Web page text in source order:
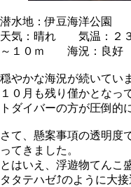
潜水地：伊豆海洋公園
天気：晴れ 気温：
～１０ｍ 海況：良好
穏やかな海況が続いてい
１０月も残り僅かとなっ
トダイバーの方が圧倒的
さて、懸案事項の透明度
ってきました。
とはいえ、浮遊物てんこ
タタテハゼ⤴のように大